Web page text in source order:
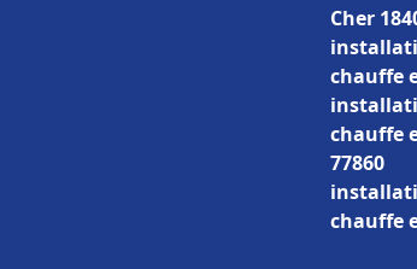
Cher
chauffe
chauffe
77860
chauffe